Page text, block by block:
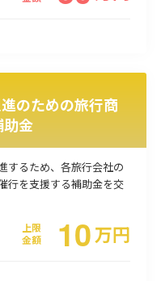
のための旅行商
助金
するため、各旅行会社の
行を支援する補助金を交
上限
金額
10万円